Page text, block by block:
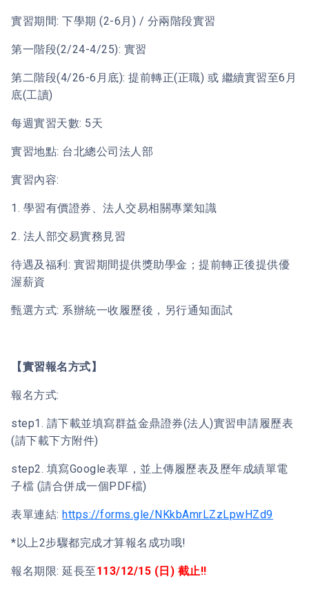
實習期間: 下學期 (2-6月) / 分兩階段實習
第一階段(2/24-4/25): 實習
第二階段(4/26-6月底): 提前轉正(正職) 或 繼續實習至6月
底(工讀)
每週實習天數: 5天
實習地點: 台北總公司法人部
實習內容:
1. 學習有價證券、法人交易相關專業知識
2. 法人部交易實務見習
待遇及福利: 實習期間提供獎助學金；提前轉正後提供優
渥薪資
甄選方式: 系辦統一收履歷後，另行通知面試
【實習報名方式】
報名方式:
step1. 請下載並填寫群益金鼎證券(法人)實習申請履歷表
(請下載下方附件)
step2. 填寫Google表單，並上傳履歷表及歷年成績單電
子檔 (請合併成一個PDF檔)
表單連結:https://forms.gle/NKkbAmrLZzLpwHZd9
*以上2步驟都完成才算報名成功哦!
報名期限: 延長至113/12/15 (日) 截止!!